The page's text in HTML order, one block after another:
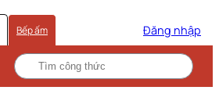
Bếp ấm Đăng nhập